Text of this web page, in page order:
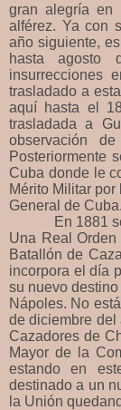
gran alegría en
alférez. Ya con
año siguiente,
hasta agosto
insurrecciones
trasladado a
aquí hasta el
trasladada a
observación
Posteriormente
Cuba donde le
Mérito Militar
General de Cuba.
En 1881 se
Una Real
Batallón de
incorpora el día
su nuevo
Nápoles. No
de diciembre
Cazadores de
Mayor de la
estando en
destinado a un
la Unión